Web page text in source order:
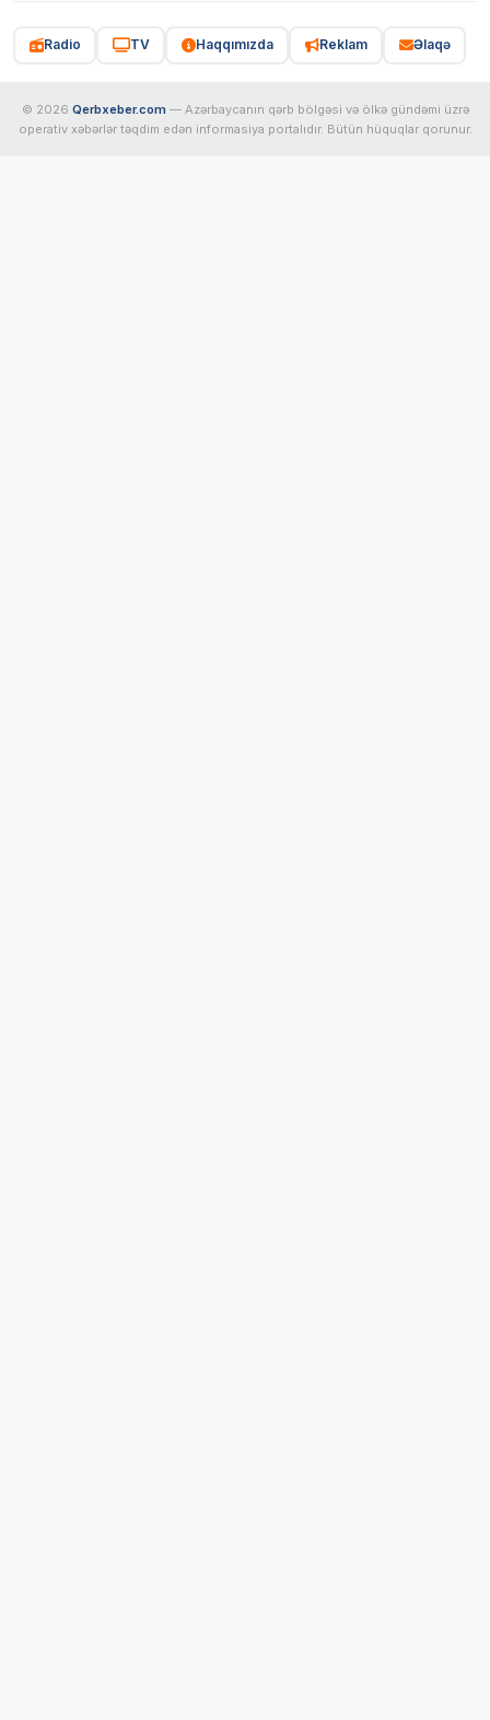
Radio TV Haqqımızda Reklam Əlaqə
© 2026 Qerbxeber.com — Azərbaycanın qərb bölgəsi və ölkə gündəmi üzrə
operativ xəbərlər təqdim edən informasiya portalıdır. Bütün hüquqlar qorunur.